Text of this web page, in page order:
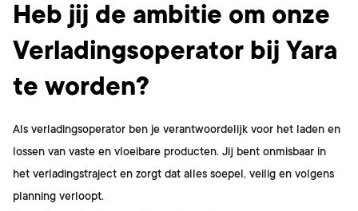
Wat ga je doen?
Heb jij de ambitie om onze
Verladingsoperator bij Yara
te worden?
Als verladingsoperator ben je verantwoordelijk voor het laden en
lossen van vaste en vloeibare producten. Jij bent onmisbaar in
het verladingstraject en zorgt dat alles soepel, veilig en volgens
planning verloopt.